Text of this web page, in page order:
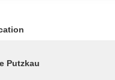
Putzkau